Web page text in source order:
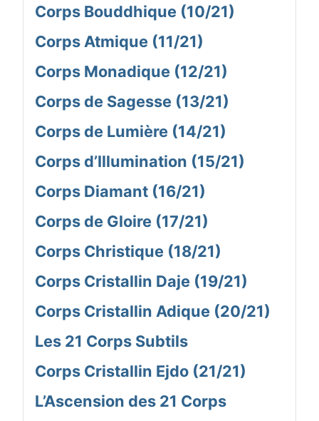
Corps Bouddhique (10/21)
Corps Atmique (11/21)
Corps Monadique (12/21)
Corps de Sagesse (13/21)
Corps de Lumière (14/21)
Corps d’Illumination (15/21)
Corps Diamant (16/21)
Corps de Gloire (17/21)
Corps Christique (18/21)
Corps Cristallin Daje (19/21)
Corps Cristallin Adique (20/21)
Les 21 Corps Subtils
Corps Cristallin Ejdo (21/21)
L’Ascension des 21 Corps